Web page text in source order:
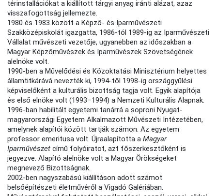
térinstallációkat a kiállított tárgyi anyag iránti alázat, azaz
visszafogottság jellemezte.
1980 és 1983 között a Képző- és Iparművészeti
Szakközépiskolát igazgatta, 1986-tól 1989-ig az Iparművészeti
Vállalat művészeti vezetője, ugyanebben az időszakban a
Magyar Képzőművészek és Iparművészek Szövetségének
alelnöke volt.
1990-ben a Művelődési és Közoktatási Minisztérium helyettes
államtitkárává nevezték ki, 1994-től 1998-ig országgyűlési
képviselőként a kulturális bizottság tagja volt. Egyik alapítója
és első elnöke volt (1993–1994) a Nemzeti Kulturális Alapnak.
1996-ban habilitált egyetemi tanárrá a soproni Nyugat-
magyarországi Egyetem Alkalmazott Művészeti Intézetében,
amelynek alapítói között tartják számon. Az egyetem
professor emeritusa volt. Újraalapította aMagyar
Iparművészet című folyóiratot, azt főszerkesztőként is
jegyezve. Alapító alelnöke volt a Magyar Örökségeket
megnevező Bizottságnak.
2002-ben nagyszabású kiállításon adott számot
belsőépítészeti életművéről a Vigadó Galériában.